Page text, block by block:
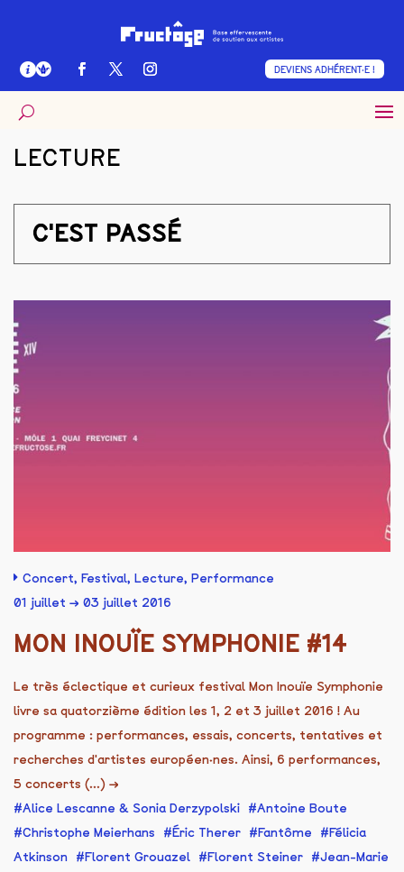
DEVIENS ADHÉRENT·E !
LECTURE
C'EST PASSÉ
Concert, Festival, Lecture, Performance
01 juillet → 03 juillet 2016
MON INOUÏE SYMPHONIE #14
Le très éclectique et curieux festival Mon Inouïe Symphonie
livre sa quatorzième édition les 1, 2 et 3 juillet 2016 ! Au
programme : performances, essais, concerts, tentatives et
recherches d'artistes européen·nes. Ainsi, 6 performances,
5 concerts (...) →
Alice Lescanne & Sonia Derzypolski
Antoine Boute
Christophe Meierhans
Éric Therer Fantôme
Félicia
Atkinson
Florent Grouazel Florent Steiner
Jean-Marie